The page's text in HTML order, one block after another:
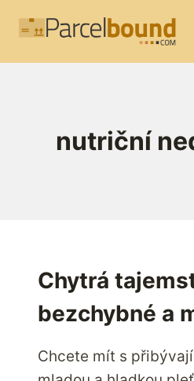
nutriční
Chytrá
bezchybné a
Chcete mít s